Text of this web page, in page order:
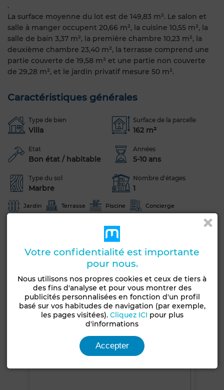
.
La surface moyenne du lot est de 149,83 m². Le salon et
salle à manger occupent 20,66 m², la cuisine 10,55 m², la
salle de bain 3,37 m², la première chambre 10,23 m², la
deuxième chambre 23,40 m², la terrasse comprend une
partie couverte de 19,58 m² et une partie non couverte
de 29,28 m², et le jardin privatif mesure 50 m².
Caractéristiques générales
Type de bien
Villa
Surface de la parcelle
162 m²
Etat
Bon état / habitable
Années
5-10 ans
Type du sol
Marbre
Nombre d'étages
1
Jardin Terrasse Piscine Concierge
Voir plus de photos
Votre confidentialité est importante
pour nous.
Nous utilisons nos propres cookies et ceux de tiers à
des fins d'analyse et pour vous montrer des
publicités personnalisées en fonction d'un profil
basé sur vos habitudes de navigation (par exemple,
les pages visitées). Cliquez ICI pour plus
d'informations
Accepter